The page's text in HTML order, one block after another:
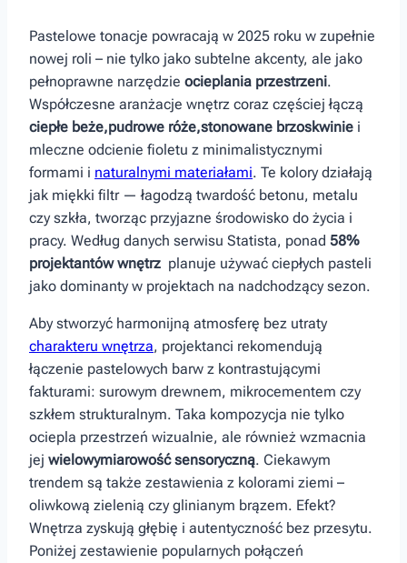
Pastelowe tonacje powracają w 2025 roku w zupełnie
⁣nowej‍ roli – nie tylko jako subtelne ⁣akcenty,⁢ ale jako
pełnoprawne narzędzie ocieplania przestrzeni.⁤
Współczesne aranżacje wnętrz coraz częściej łączą
ciepłe ​beże,pudrowe róże,stonowane brzoskwinie i
mleczne odcienie fioletu z minimalistycznymi
formami i naturalnymi materiałami. Te kolory działają
jak ⁢miękki filtr — łagodzą twardość ⁤betonu, metalu‌
czy szkła, ⁣tworząc przyjazne środowisko ⁣do życia i
pracy. Według danych serwisu Statista, ponad 58%
projektantów wnętrz ‍ planuje ‍używać ciepłych pasteli
jako dominanty w projektach na nadchodzący sezon.
Aby stworzyć ⁣harmonijną atmosferę bez utraty
charakteru wnętrza, projektanci rekomendują
łączenie pastelowych barw z kontrastującymi
fakturami: surowym‌ drewnem, mikrocementem czy
szkłem strukturalnym. Taka ⁤kompozycja nie tylko
ociepla ​przestrzeń wizualnie, ale również wzmacnia
jej wielowymiarowość sensoryczną. Ciekawym
trendem są także zestawienia z kolorami ziemi –
oliwkową zielenią czy glinianym brązem. Efekt?
Wnętrza zyskują głębię i autentyczność bez przesytu.
‌Poniżej zestawienie popularnych połączeń